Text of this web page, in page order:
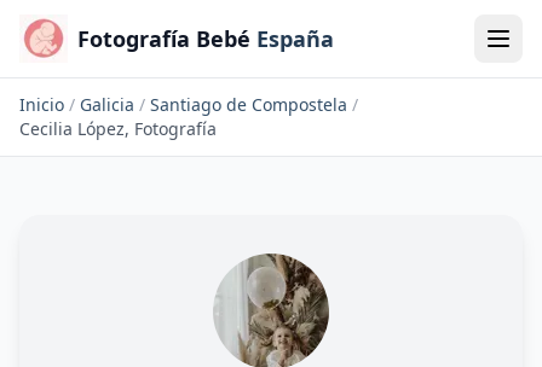
Fotografía Bebé España
Inicio / Galicia / Santiago de Compostela /
Cecilia López, Fotografía